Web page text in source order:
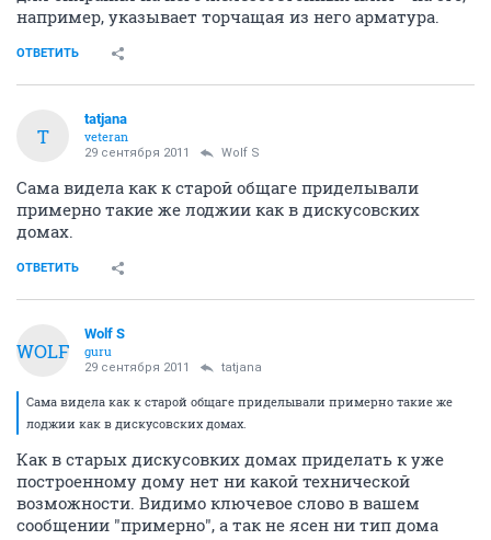
например, указывает торчащая из него арматура.
ОТВЕТИТЬ
T
tatjana
veteran
29 сентября 2011 Wolf S
Сама видела как к старой общаге приделывали
примерно такие же лоджии как в дискусовских
домах.
ОТВЕТИТЬ
WOLF
Wolf S
guru
29 сентября 2011 tatjana
Сама видела как к старой общаге приделывали примерно такие же
лоджии как в дискусовских домах.
Как в старых дискусовких домах приделать к уже
построенному дому нет ни какой технической
возможности. Видимо ключевое слово в вашем
сообщении "примерно", а так не ясен ни тип дома